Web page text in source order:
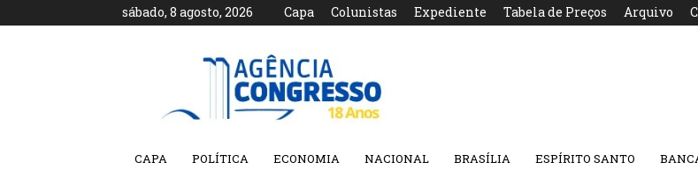
sábado, 8 agosto, 2026 Capa Colunistas Expediente Tabela de Preços Arquivo
Agência
CAPA POLÍTICA ECONOMIA NACIONAL BRASÍLIA ESPÍRITO SANTO